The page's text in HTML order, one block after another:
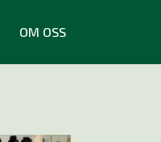
OM OSS